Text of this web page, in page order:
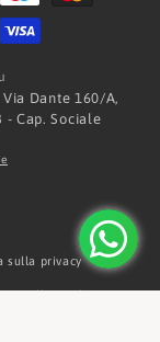
Via Dante 160/A,
- Cap. Sociale
sulla privacy